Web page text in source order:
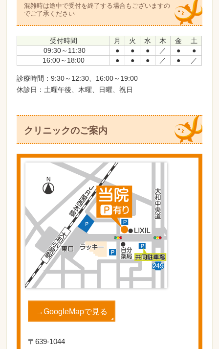
混雑時は途中で受付を終了する場合もございますの
でご了承ください
受付時間 月 火 水 木 金
土
09:30～11:30
● ● ● ／ ●
●
16:00～18:00
● ● ● ／ ● ／
診療時間：9:30～12:30、16:00～19:00
休診日：土曜午後、木曜、日曜、祝日
クリニックのご案内
→GoogleMapで見る
〒639-1044